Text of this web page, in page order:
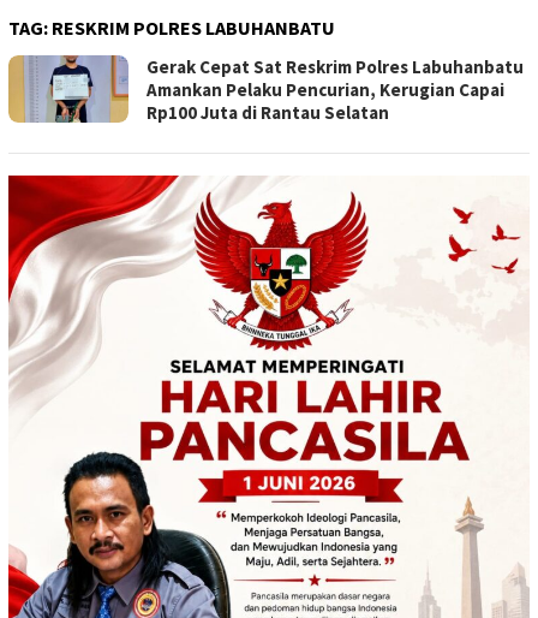
TAG: RESKRIM POLRES LABUHANBATU
Gerak Cepat Sat Reskrim Polres Labuhanbatu
Amankan Pelaku Pencurian, Kerugian Capai
Rp100 Juta di Rantau Selatan